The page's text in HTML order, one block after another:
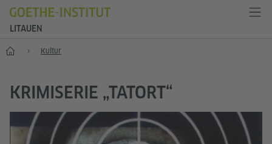
LITAUEN
Start Kultur
KRIMISERIE „TATORT“